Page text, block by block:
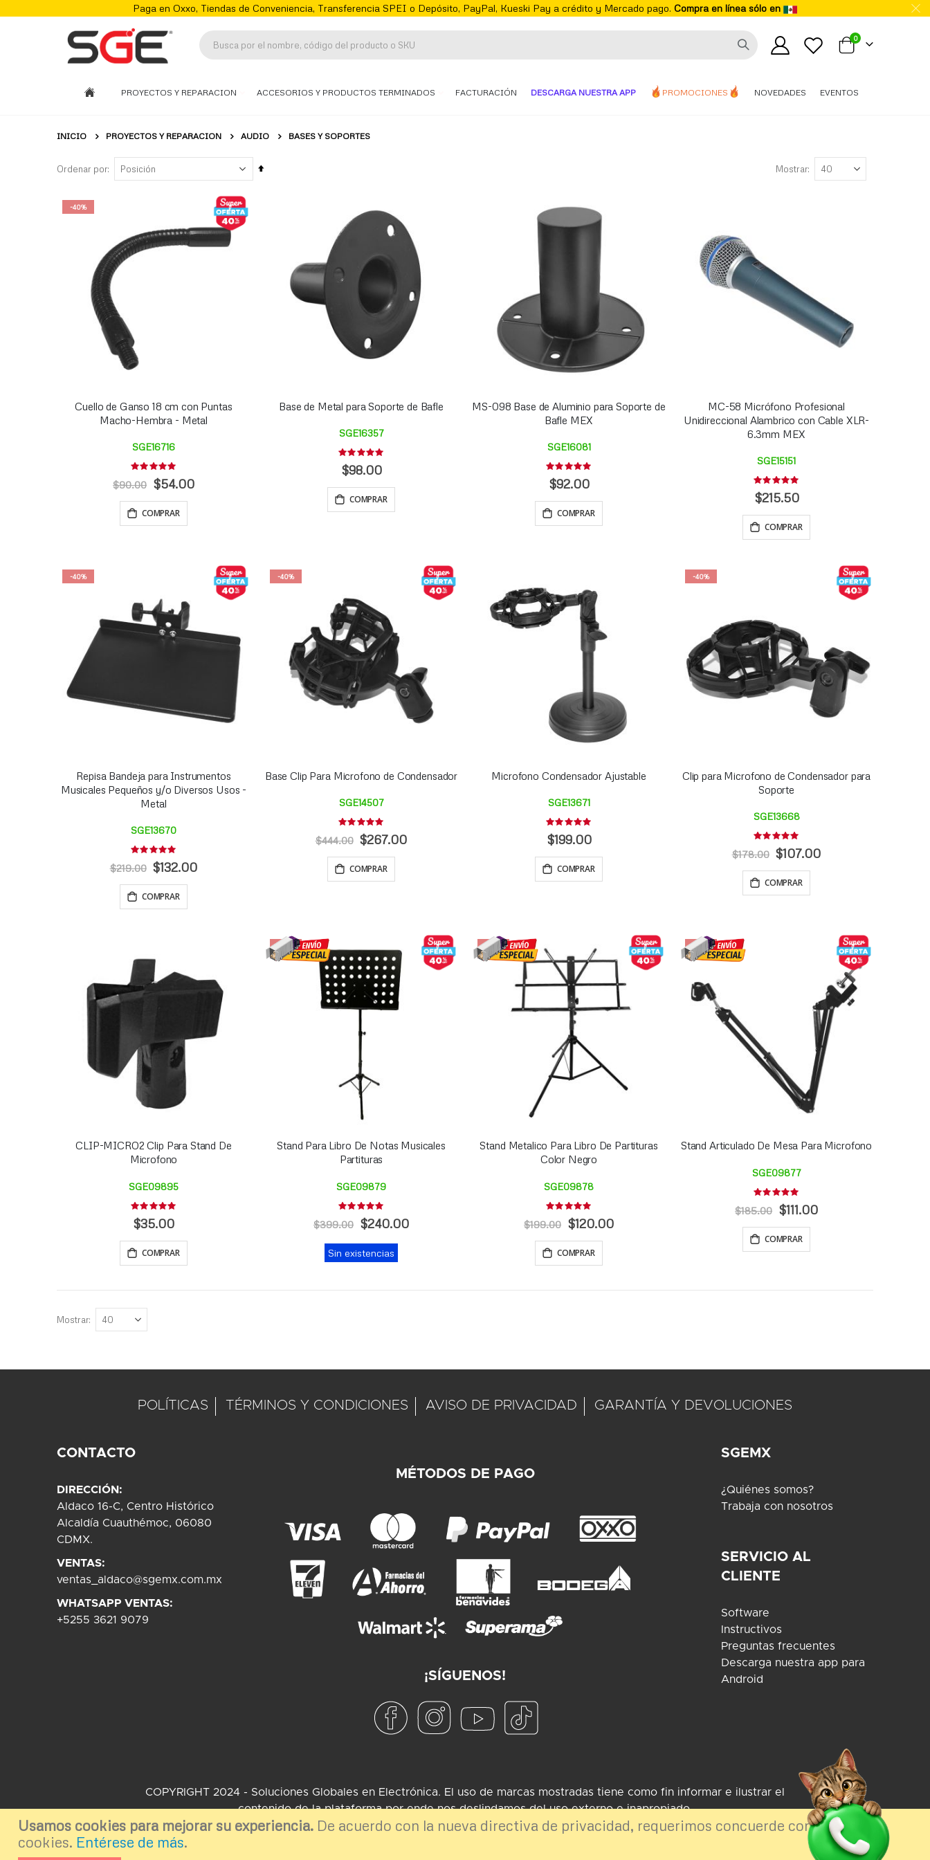
Usamos cookies para mejorar su experiencia. De acuerdo con la nueva directiva de privacidad, requerimos concuerde con el uso de
cookies. Entérese de más.
Paga en Oxxo, Tiendas de Conveniencia, Transferencia SPEI o Depósito, PayPal, Kueski Pay a crédito y Mercado pago. Compra en línea sólo en
Mi carrito
0elementos
PROYECTOS Y REPARACION ACCESORIOS Y PRODUCTOS TERMINADOS FACTURACIÓN DESCARGA NUESTRA APP PROMOCIONES NOVEDADES EVENTOS
INICIO PROYECTOS Y REPARACION AUDIO BASES Y SOPORTES
Ordenar por
Fijar
Mostrar
-40%
Cuello de Ganso 18 cm con Puntas
Macho-Hembra - Metal
SGE16716
Rating:
$90.00
Precio
Especial
$54.00
COMPRAR
Base de Metal para Soporte de Bafle
SGE16357
Rating:
0%
$98.00
COMPRAR
MS-098 Base de Aluminio para Soporte de
Bafle MEX
SGE16081
Rating:
0%
$92.00
COMPRAR
MC-58 Micrófono Profesional
Unidireccional Alambrico con Cable XLR-
6.3mm MEX
SGE15151
Rating:
0%
$215.50
COMPRAR
-40%
Repisa Bandeja para Instrumentos
Musicales Pequeños y/o Diversos Usos -
Metal
SGE13670
Rating:
$219.00
Precio
Especial
$132.00
COMPRAR
-40%
Base Clip Para Microfono de Condensador
SGE14507
Rating:
$444.00
Precio
Especial
$267.00
COMPRAR
Microfono Condensador Ajustable
SGE13671
Rating:
0%
$199.00
COMPRAR
-40%
Clip para Microfono de Condensador para
Soporte
SGE13668
Rating:
$178.00
Precio
Especial
$107.00
COMPRAR
CLIP-MICRO2 Clip Para Stand De
Microfono
SGE09895
Rating:
0%
$35.00
COMPRAR
-40%
Stand Para Libro De Notas Musicales
Partituras
SGE09879
Rating:
$399.00
Precio
Especial
$240.00
Sin existencias
-40%
Stand Metalico Para Libro De Partituras
Color Negro
SGE09878
Rating:
$199.00
Precio
Especial
$120.00
COMPRAR
-40%
Stand Articulado De Mesa Para Microfono
SGE09877
Rating:
$185.00
Precio
Especial
$111.00
COMPRAR
Mostrar
POLÍTICAS TÉRMINOS Y CONDICIONES AVISO DE PRIVACIDAD GARANTÍA Y DEVOLUCIONES
CONTACTO
DIRECCIÓN:
Aldaco 16-C, Centro Histórico
Alcaldía Cuauthémoc, 06080
CDMX.
VENTAS:
ventas_aldaco@sgemx.com.mx
WHATSAPP VENTAS:
+5255 3621 9079
MÉTODOS DE PAGO
¡SÍGUENOS!
SGEMX
¿Quiénes somos?
Trabaja con nosotros
SERVICIO AL
CLIENTE
Software
Instructivos
Preguntas frecuentes
Descarga nuestra app para
Android
COPYRIGHT 2024 - Soluciones Globales en Electrónica. El uso de marcas mostradas tiene como fin informar e ilustrar el
contenido de la plataforma por ende nos deslindamos del uso externo e inapropiado.